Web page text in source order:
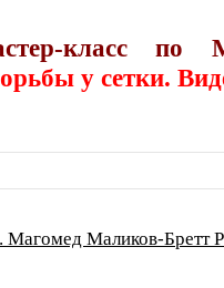
класс по
у сетки.
Магомед Маликов-Бретт